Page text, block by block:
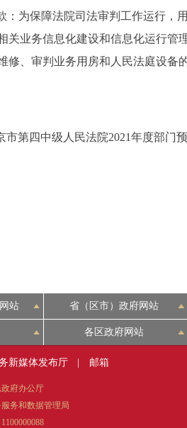
为保障法院司法审判工作运行，用
关业务信息化建设和信息化运行管
修、审判业务用房和人民法庭设备
市第四中级人民法院2021年度部门
站 省（区市）政府网站
各区政府网站
新媒体发布厅 邮箱
府办公厅
务和数据管理局